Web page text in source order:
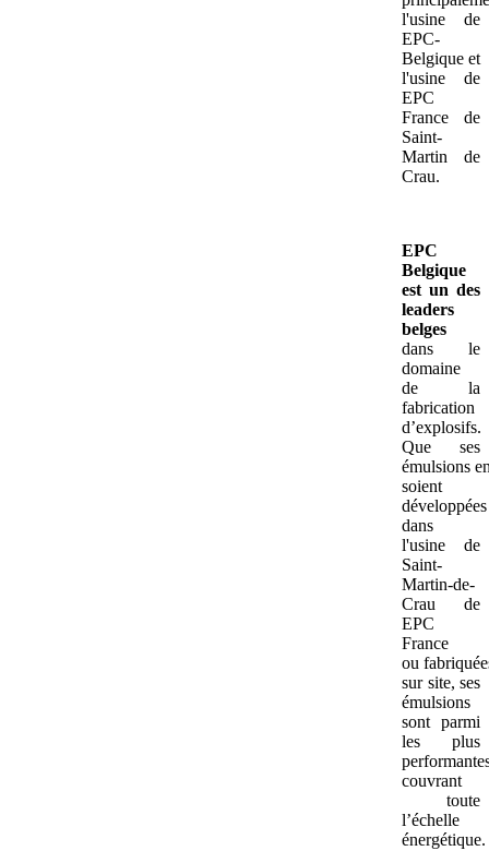
l'usine de
EPC-
Belgique et
l'usine de
EPC
France de
Saint-
Martin de
Crau.
EPC
Belgique
est un des
leaders
belges
dans le
domaine
de la
fabrication
d’explosifs.
Que ses
émulsions
soient
développées
dans
l'usine de
Saint-
Martin-de-
Crau de
EPC
France
ou
sur site, ses
émulsions
sont parmi
les plus
couvrant
toute
l’échelle
énergétique.